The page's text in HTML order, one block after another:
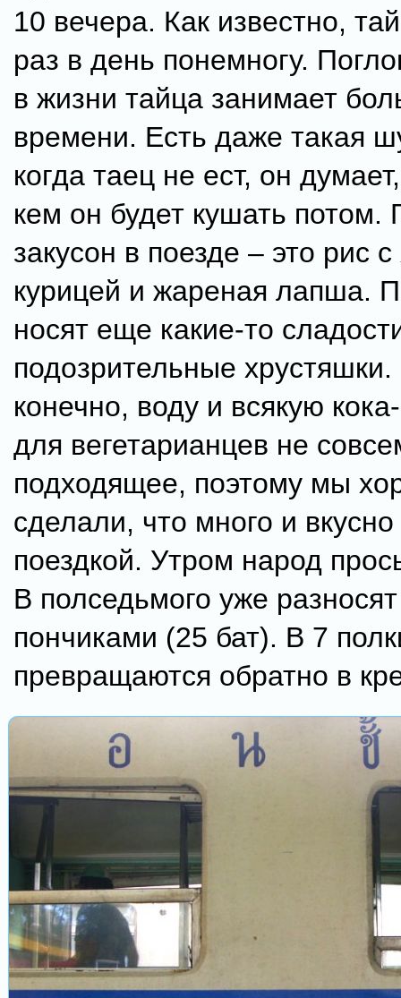
10 вечера. Как известно,
раз в день понемногу.
в жизни тайца занимает
времени. Есть даже такая
когда таец не ест, он
кем он будет кушать потом.
закусон в поезде – это рис
курицей и жареная лапша.
носят еще какие-то
подозрительные
конечно, воду и всякую
для вегетарианцев не
подходящее, поэтому мы
сделали, что много и
поездкой. Утром народ
В полседьмого уже
пончиками (25 бат). В 7
превращаются обратно в